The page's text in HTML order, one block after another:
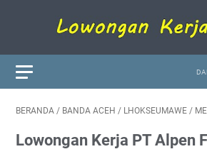
BERANDA / BANDA ACEH / LHOKSEUMAWE /
Lowongan Kerja PT Alpen